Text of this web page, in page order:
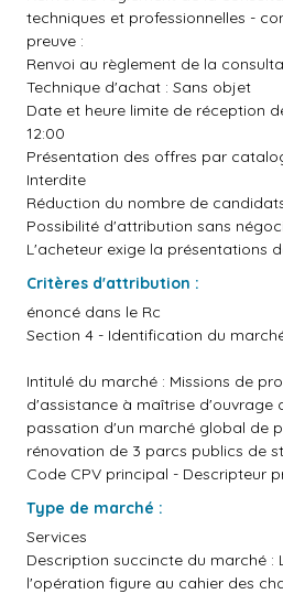
techniques et professionnelles -
preuve :
Renvoi au règlement de la
Technique d'achat : Sans objet
Date et heure limite de réception
12:00
Présentation des offres par
Interdite
Réduction du nombre de
Possibilité d'attribution sans
L'acheteur exige la présentations
Critères d'attribution :
énoncé dans le Rc
Section 4 - Identification du
Intitulé du marché : Missions de
d'assistance à maîtrise d'ouvrage
passation d'un marché global de
rénovation de 3 parcs publics de
Code CPV principal - Descripteur
Type de marché :
Services
Description succincte du marché :
l'opération figure au cahier des